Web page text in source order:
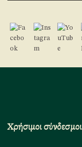
Χρήσιμοι σύνδεσμοι